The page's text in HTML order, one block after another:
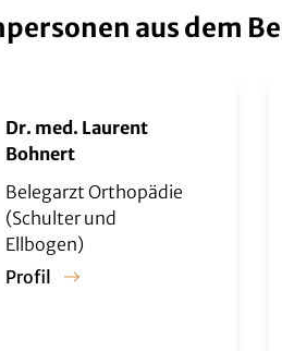
aus dem
Dr. med. Laurent
Bohnert
Belegarzt Orthopädie
(Schulter und
Ellbogen)
Profil